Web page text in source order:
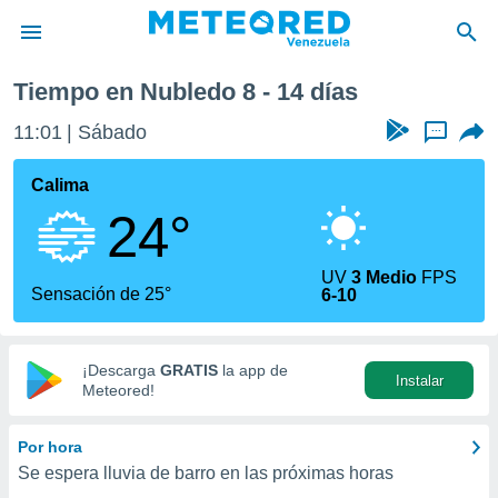
de
ha
calidad.
a este
las
y
digital
basada
Tiempo en Nubledo 8 - 14 días
11:01 Sábado ...
Calima
24°
Sensación de 25°
UV3 Medio FPS
6-10
¡Descarga GRATIS la app de
Meteored!
Instalar
Por hora
Se espera lluvia de barro en las próximas horas